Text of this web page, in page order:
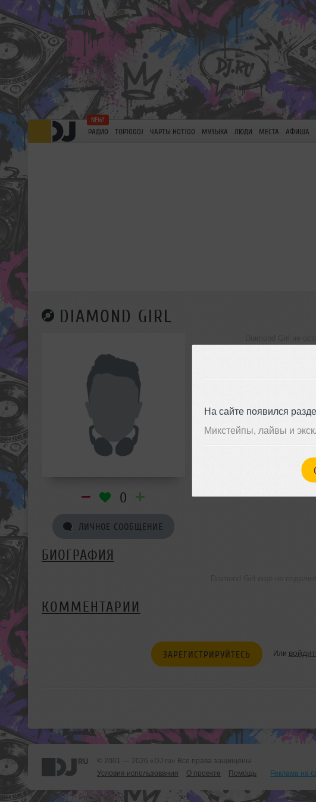
На сайте появился
Микстейпы, лайвы и
РАДИО TOP100DJ ЧАРТЫ HOT100 МУЗЫКА ЛЮДИ МЕСТА АФИША
DIAMOND GIRL
0
ЛИЧНОЕ СООБЩЕНИЕ
БИОГРАФИЯ
КОММЕНТАРИИ
ЗАРЕГИСТРИРУЙТЕСЬ Или
© 2001 — 2026 «DJ.ru» Все права защищены.
Условия использования
О проекте Помощь Реклама на